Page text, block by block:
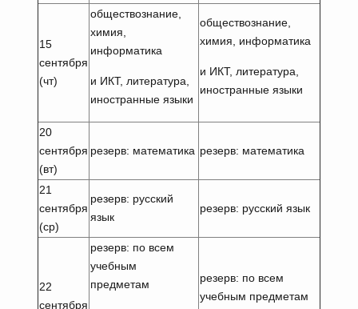
15
сентября
(чт)
обществознание,
химия,
информатика
и ИКТ, литература,
иностранные языки
обществознание,
химия, информатика
и ИКТ, литература,
иностранные языки
20
сентября
(вт)
резерв: математика резерв: математика
21
сентября
(ср)
резерв: русский
язык
резерв: русский язык
22
сентября
резерв: по всем
учебным
предметам
резерв: по всем
учебным предметам